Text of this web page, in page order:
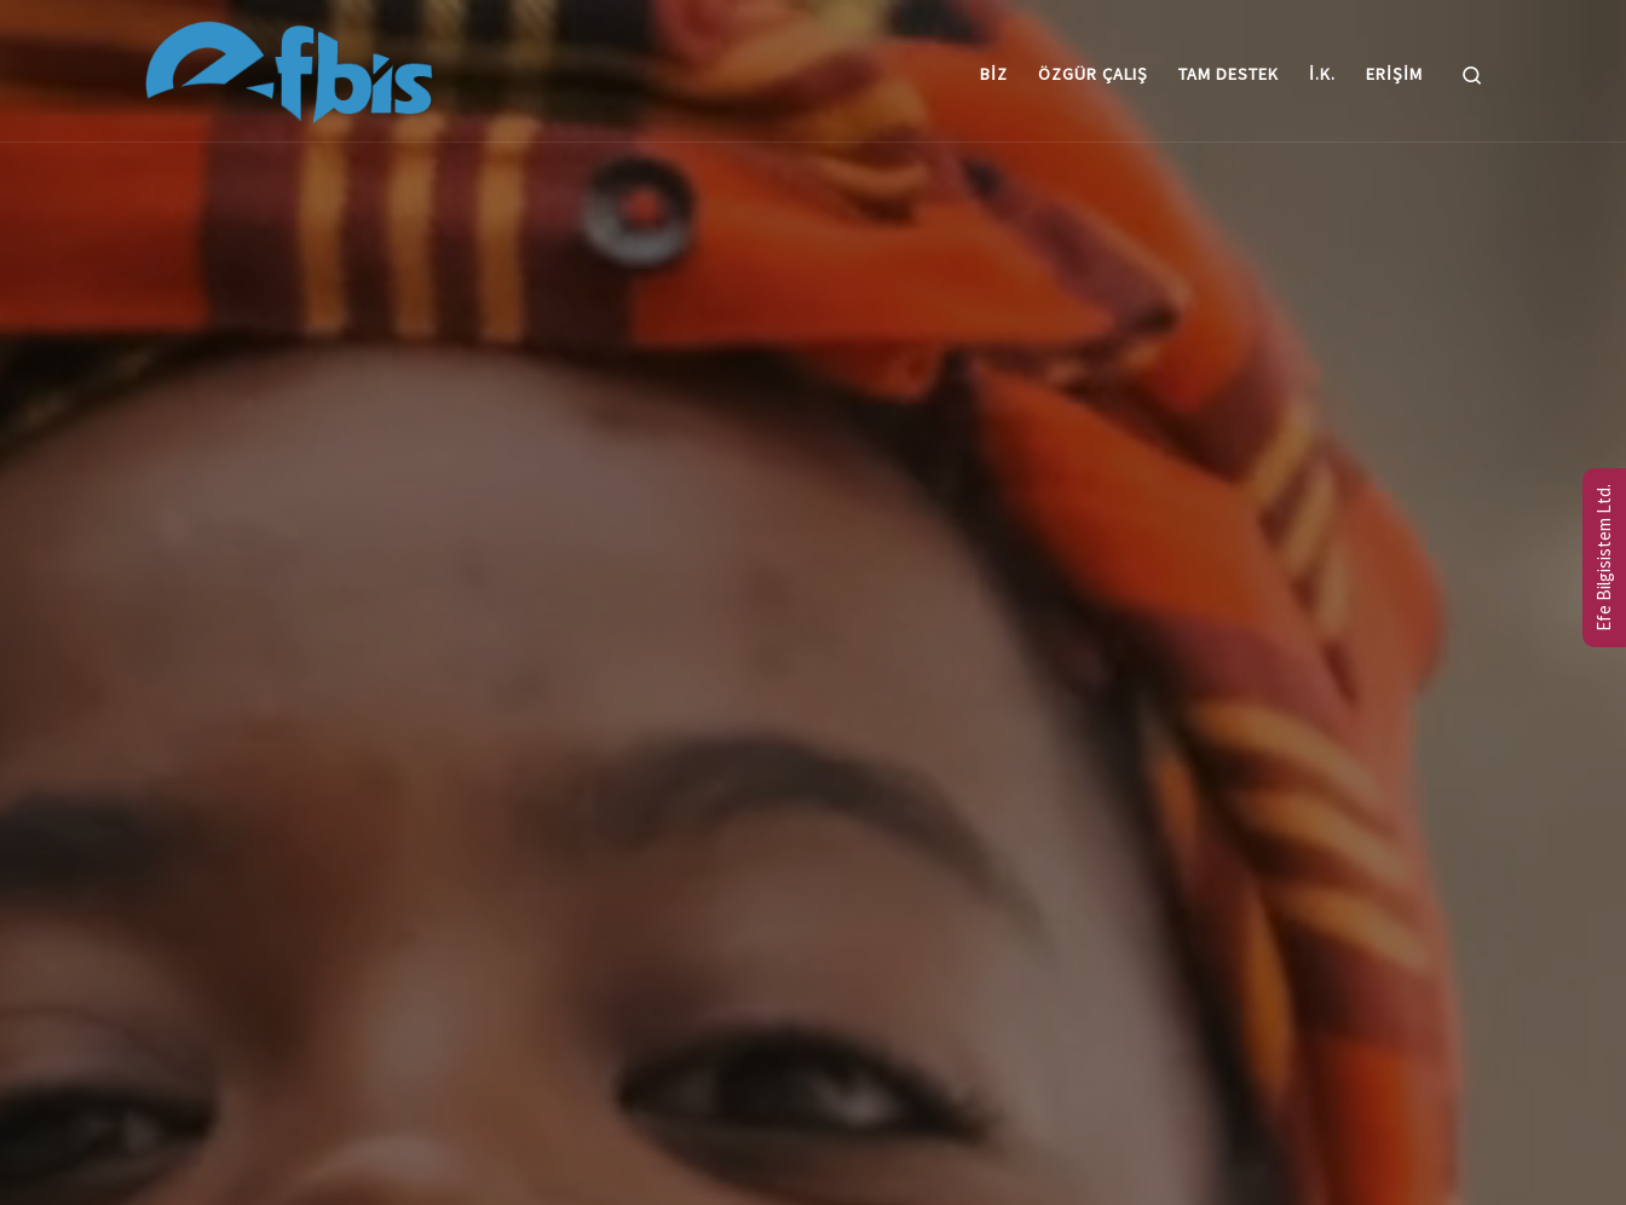
Skip to content
BIZ ÖZGÜR ÇALIŞ TAM DESTEK I.K. ERIŞIM
Efe Bilgisistem Ltd.